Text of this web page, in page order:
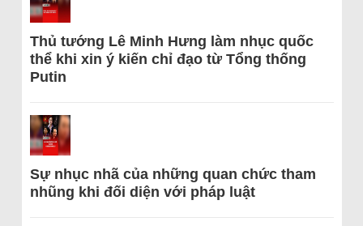
Thủ tướng Lê Minh Hưng làm nhục quốc
thể khi xin ý kiến chỉ đạo từ Tổng thống
Putin
Sự nhục nhã của những quan chức tham
nhũng khi đối diện với pháp luật